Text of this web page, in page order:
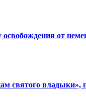
от
святого